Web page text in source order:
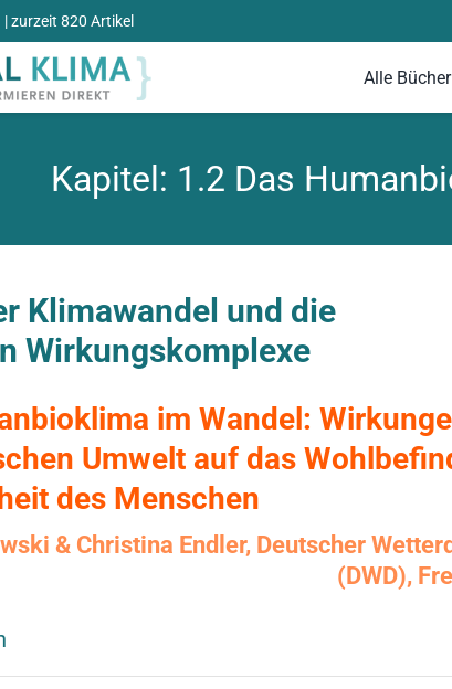
| zurzeit 820 Artikel
Alle Bücher
Kapitel: 1.2 Das
Klimawandel und die
Wirkungskomplexe
im Wandel:
Umwelt auf das
des Menschen
& Christina Endler, Deutscher
(DWD),